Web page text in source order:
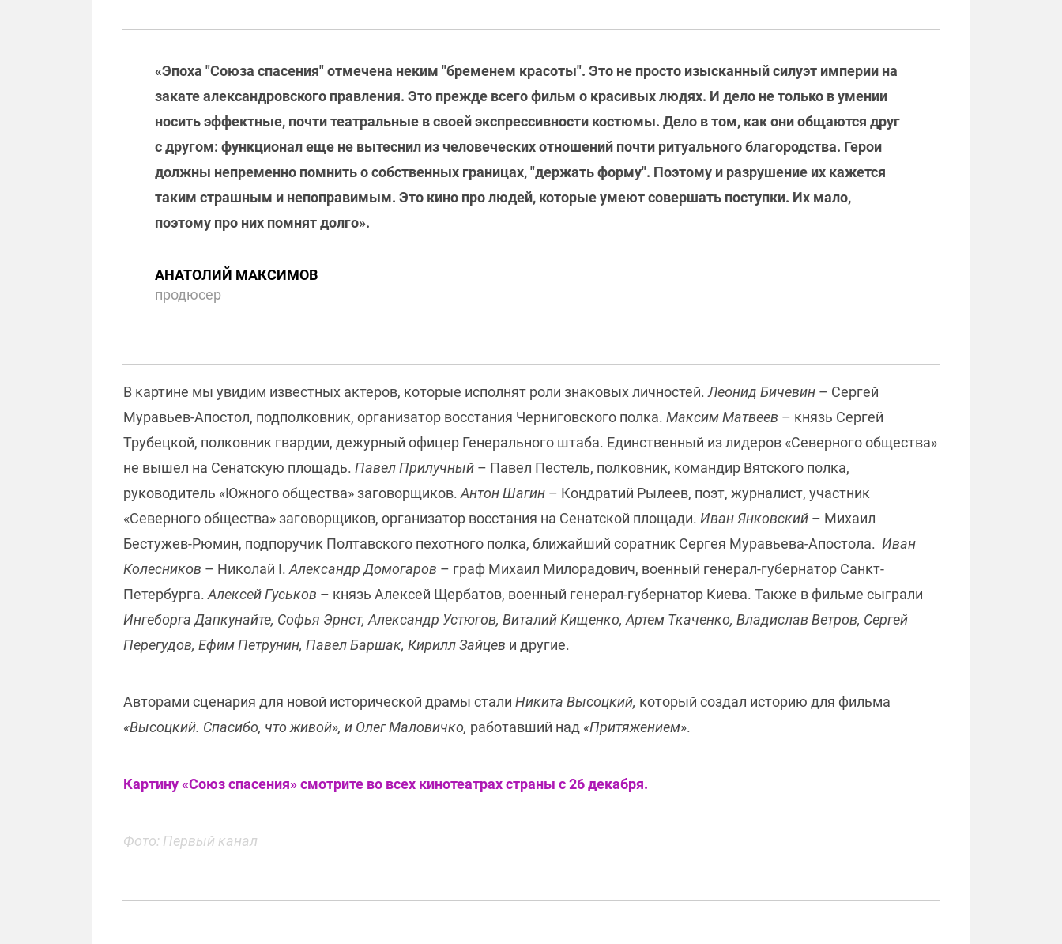
«Эпоха "Союза спасения" отмечена неким "бременем красоты". Это не просто изысканный силуэт империи на
закате александровского правления. Это прежде всего фильм о красивых людях. И дело не только в умении
носить эффектные, почти театральные в своей экспрессивности костюмы. Дело в том, как они общаются друг
с другом: функционал еще не вытеснил из человеческих отношений почти ритуального благородства. Герои
должны непременно помнить о собственных границах, "держать форму". Поэтому и разрушение их кажется
таким страшным и непоправимым. Это кино про людей, которые умеют совершать поступки. Их мало,
поэтому про них помнят долго».
АНАТОЛИЙ МАКСИМОВ
продюсер
В картине мы увидим известных актеров, которые исполнят роли знаковых личностей. Леонид Бичевин – Сергей
Муравьев-Апостол, подполковник, организатор восстания Черниговского полка. Максим Матвеев – князь Сергей
Трубецкой, полковник гвардии, дежурный офицер Генерального штаба. Единственный из лидеров «Северного общества»
не вышел на Сенатскую площадь. Павел Прилучный – Павел Пестель, полковник, командир Вятского полка,
руководитель «Южного общества» заговорщиков. Антон Шагин – Кондратий Рылеев, поэт, журналист, участник
«Северного общества» заговорщиков, организатор восстания на Сенатской площади. Иван Янковский – Михаил
Бестужев-Рюмин, подпоручик Полтавского пехотного полка, ближайший соратник Сергея Муравьева-Апостола. Иван
Колесников – Николай I. Александр Домогаров – граф Михаил Милорадович, военный генерал-губернатор Санкт-
Петербурга. Алексей Гуськов – князь Алексей Щербатов, военный генерал-губернатор Киева. Также в фильме сыграли
Ингеборга Дапкунайте, Софья Эрнст, Александр Устюгов, Виталий Кищенко, Артем Ткаченко, Владислав Ветров, Сергей
Перегудов, Ефим Петрунин, Павел Баршак, Кирилл Зайцев и другие.
Авторами сценария для новой исторической драмы стали Никита Высоцкий, который создал историю для фильма
«Высоцкий. Спасибо, что живой», и Олег Маловичко, работавший над «Притяжением».
Картину «Союз спасения» смотрите во всех кинотеатрах страны с 26 декабря.
Фото: Первый канал